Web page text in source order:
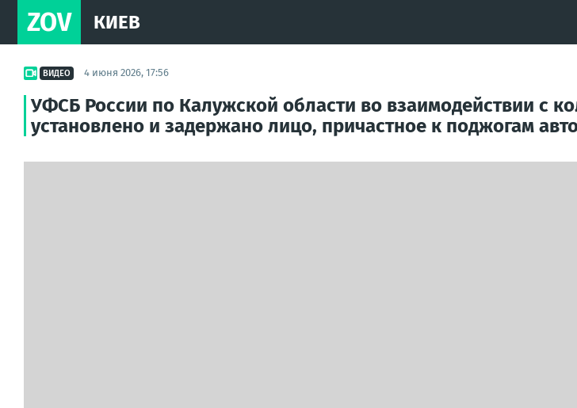
ZOV КИЕВ
ВИДЕО 4 июня 2026, 17:56
УФСБ России по Калужской области во взаимодействии с
установлено и задержано лицо, причастное к поджогам